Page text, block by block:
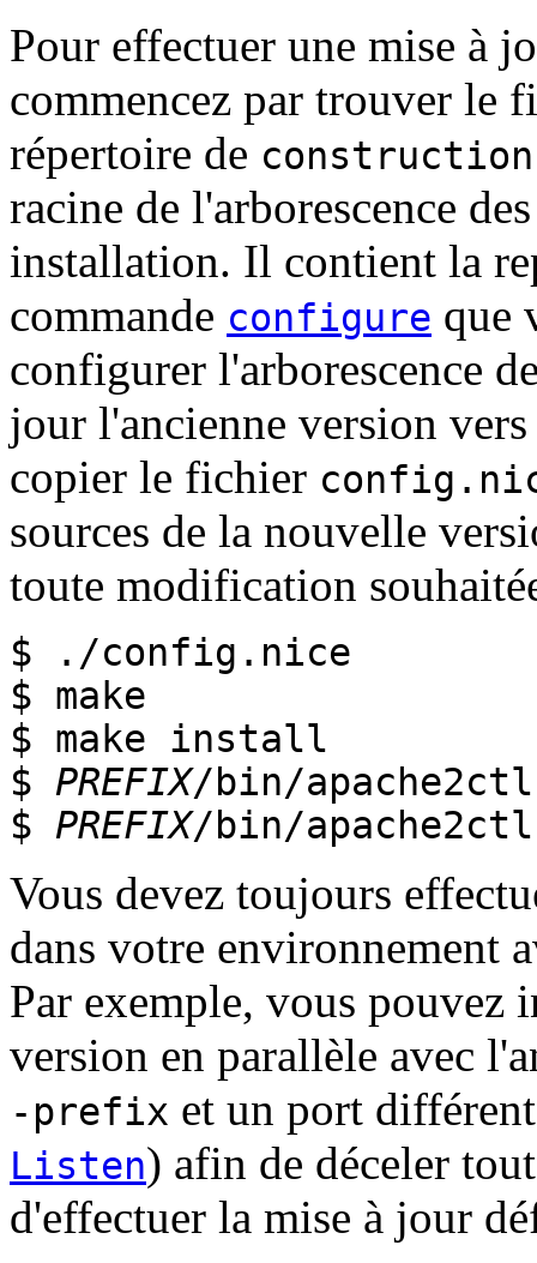
Pour effectuer une mise à
commencez par trouver le
répertoire de construction
racine de l'arborescence
installation. Il contient la
commande configure que
configurer l'arborescence
jour l'ancienne version
copier le fichier
sources de la nouvelle
toute modification
$ ./config.nice
$ make
$ make install
$ PREFIX/bin/
$ PREFIX/bin/
Vous devez toujours
dans votre environnement
Par exemple, vous pouvez
version en parallèle avec
-prefix et un port
Listen) afin de déceler
d'effectuer la mise à jour